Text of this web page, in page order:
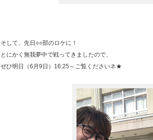
そして、先日○○部のロケに！
とにかく無我夢中で戦ってきましたので、
ぜひ明日（6月9日）16:25～ご覧くださいネ★